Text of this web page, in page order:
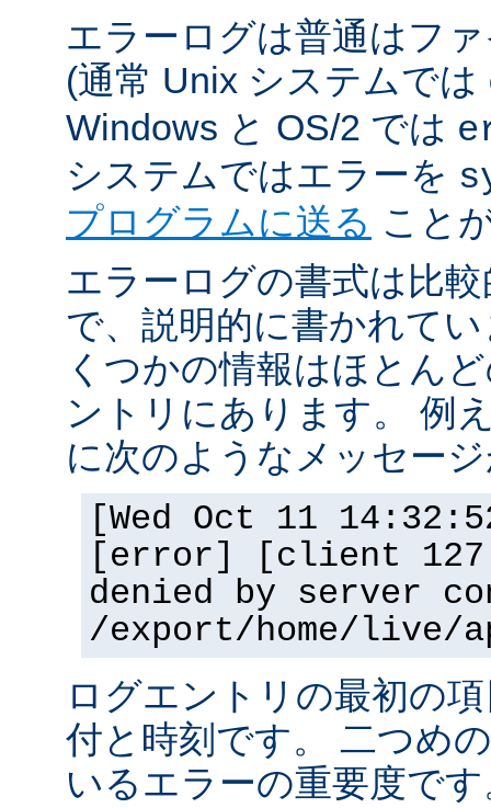
エラーログは普通はフ
(通常 Unix システムでは
Windows と OS/2 では
システムではエラーを
プログラムに送る こと
エラーログの書式は比
で、説明的に書かれて
くつかの情報はほとん
ントリにあります。 例
に次のようなメッセー
[Wed Oct 11
[error] [client
denied by server
/export/home/live/
ログエントリの最初の
付と時刻です。 二つめ
いるエラーの重要度で